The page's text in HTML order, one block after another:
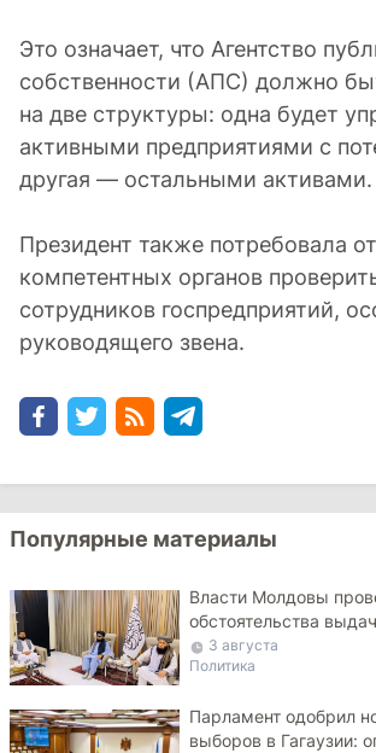
Это означает, что Агентство
собственности (АПС) должно
на две структуры: одна будет
активными предприятиями с
другая — остальными активами.
Президент также потребовала от
компетентных органов
сотрудников госпредприятий,
руководящего звена.
Популярные материалы
Власти Молдовы
обстоятельства
делегации
3 августа
Политика
Парламент одобрил
выборов в Гагаузии: